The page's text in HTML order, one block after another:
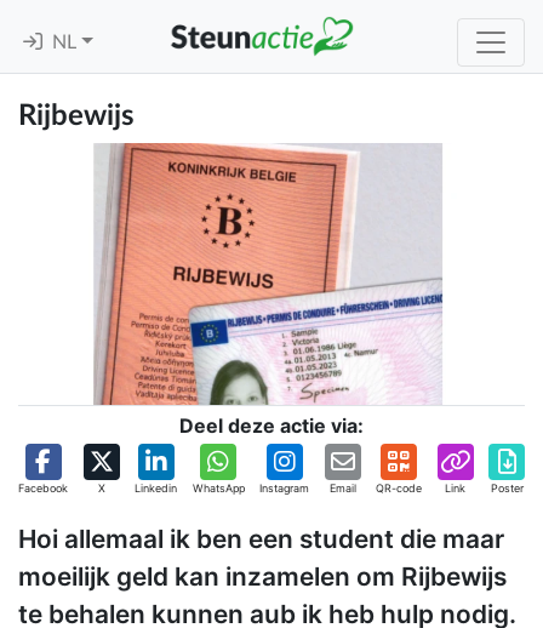
NL
Rijbewijs
Deel deze actie via:
Facebook X Linkedin WhatsApp Instagram Email QR-code Link Poster
Hoi allemaal ik ben een student die maar
moeilijk geld kan inzamelen om Rijbewijs
te behalen kunnen aub ik heb hulp nodig.